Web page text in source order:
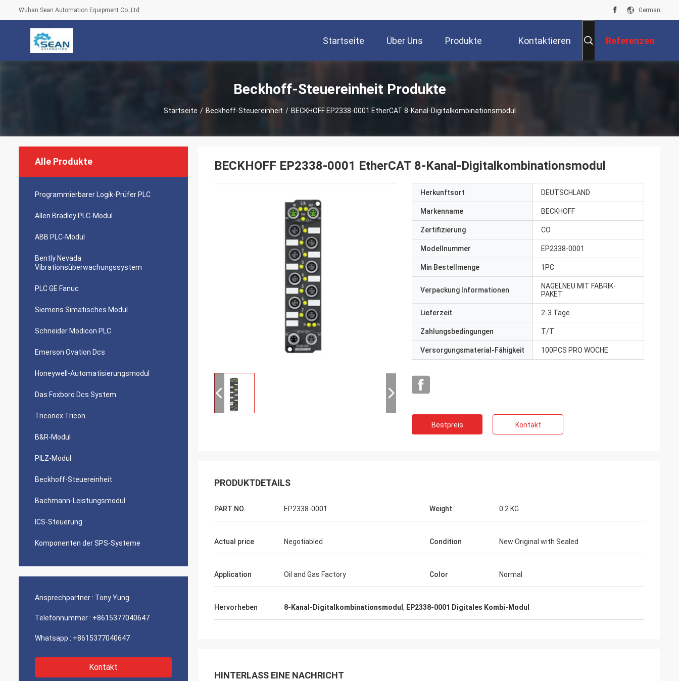
Wuhan Sean Automation Equipment Co.,Ltd German
Startseite Über Uns Produkte Kontaktieren Referenzen
Beckhoff-Steuereinheit Produkte
Startseite / Beckhoff-Steuereinheit / BECKHOFF EP2338-0001 EtherCAT 8-Kanal-Digitalkombinationsmodul
Alle Produkte
Programmierbarer Logik-Prüfer PLC
Allen Bradley PLC-Modul
ABB PLC-Modul
Bently Nevada
Vibrationsüberwachungssystem
PLC GE Fanuc
Siemens Simatisches Modul
Schneider Modicon PLC
Emerson Ovation Dcs
Honeywell-Automatisierungsmodul
Das Foxboro Dcs System
Triconex Tricon
B&R-Modul
PILZ-Modul
Beckhoff-Steuereinheit
Bachmann-Leistungsmodul
ICS-Steuerung
Komponenten der SPS-Systeme
Ansprechpartner : Tony Yung
Telefonnummer : +8615377040647
Whatsapp : +8615377040647
Kontakt
BECKHOFF EP2338-0001 EtherCAT 8-Kanal-Digitalkombinationsmodul
Herkunftsort DEUTSCHLAND
Markenname BECKHOFF
Zertifizierung CO
Modellnummer EP2338-0001
Min Bestellmenge 1PC
Verpackung Informationen
NAGELNEU MIT FABRIK-
PAKET
Lieferzeit 2-3 Tage
Zahlungsbedingungen T/T
Versorgungsmaterial-Fähigkeit 100PCS PRO WOCHE
Bestpreis Kontakt
PRODUKTDETAILS
PART NO. EP2338-0001 Weight 0.2 KG
Actual price Negotiabled Condition New Original with Sealed
Application Oil and Gas Factory Color Normal
Hervorheben 8-Kanal-Digitalkombinationsmodul , EP2338-0001 Digitales Kombi-Modul
HINTERLASS EINE NACHRICHT